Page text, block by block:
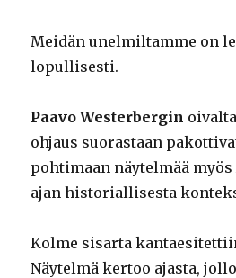
Meidän unelmiltamme on
lopullisesti.
Paavo Westerbergin
ohjaus suorastaan
pohtimaan näytelmää
ajan historiallisesta
Kolme sisarta
Näytelmä kertoo ajasta,